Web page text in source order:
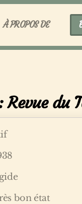
À PROPOS DE
Revue du
bon état